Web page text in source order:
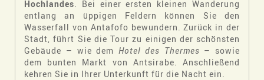
Hochlandes . Bei einer ersten kleinen Wanderung
entlang an üppigen Feldern können Sie den
Wasserfall von Antafofo bewundern. Zurück in der
Stadt, führt Sie die Tour zu einigen der schönsten
Gebäude – wie dem Hotel des Thermes – sowie
dem bunten Markt von Antsirabe. Anschließend
kehren Sie in Ihrer Unterkunft für die Nacht ein.